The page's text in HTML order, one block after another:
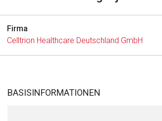
Firma
Celltrion Healthcare Deutschland GmbH
BASISINFORMATIONEN